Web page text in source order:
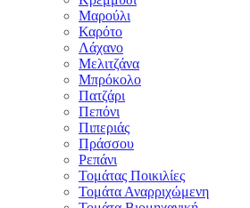
Μαρούλι
Καρότο
Λάχανο
Μελιτζάνα
Μπρόκολο
Πατζάρι
Πεπόνι
Πιπεριάς
Πράσσου
Ρεπάνι
Τομάτας Ποικιλίες
Τομάτα Αναρριχώμενη